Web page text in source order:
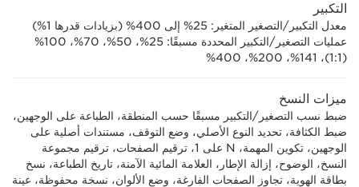
التكبير
معدل التكبير/التصغير المتغير: 25% إلى 400% (بزيادات قدرها 1%)
عمليات التصغير/التكبير المحددة مسبقًا: 25%، 50%، 70%، 100%
(1:1)، 141%، 200%، 400%
ميزات النسخ
ضبط نسب التصغير/التكبير مسبقًا حسب المنطقة، الطباعة على الوجهين،
ضبط الكثافة، تحديد النوع الأصلي، وضع التوقف، مستندات أصلية على
الوجهين، تكوين المهمة، N على 1، ترقيم الصفحات، ترقيم مجموعة
النسخ، الوضوح، إزالة الإطار، العلامة المائية الآمنة، تاريخ الطباعة، نسخ
بطاقة الهوية، تجاوز الصفحات الفارغة، وضع الألوان، نسخة محفوظة، عينة